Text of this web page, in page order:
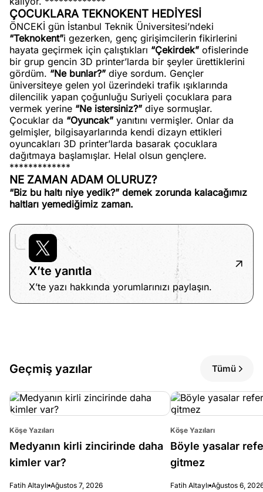
ÇOCUKLARA TEKNOKENT HEDİYESİ
ÖNCEKİ gün İstanbul Teknik Üniversitesi’ndeki
“Teknokent”i gezerken, genç girişimcilerin fikirlerini
hayata geçirmek için çalıştıkları “Çekirdek” ofislerinde
bir grup gencin 3D printer’larda bir şeyler ürettiklerini
gördüm. “Ne bunlar?” diye sordum. Gençler
üniversiteye gelen yol üzerindeki trafik ışıklarında
dilencilik yapan çoğunluğu Suriyeli çocuklara para
vermek yerine “Ne istersiniz?” diye sormuşlar.
Çocuklar da “Oyuncak” yanıtını vermişler. Onlar da
gelmişler, bilgisayarlarında kendi dizayn ettikleri
oyuncakları 3D printer’larda basarak çocuklara
dağıtmaya başlamışlar. Helal olsun gençlere.
*************
NE ZAMAN ADAM OLURUZ?
“Biz bu haltı niye yedik?” demek zorunda kalacağımız
haltları yemediğimiz zaman.
X’te yanıtla
X’te yazı hakkında yorumlarınızı paylaşın.
Geçmiş yazılar Tümü
Köşe Yazıları
Medyanın kirli zincirinde daha
kimler var?
Fatih Altaylı Ağustos 7, 2026
Köşe Yazıları
Böyle yasalar
gitmez
Fatih Altaylı Ağustos 6,